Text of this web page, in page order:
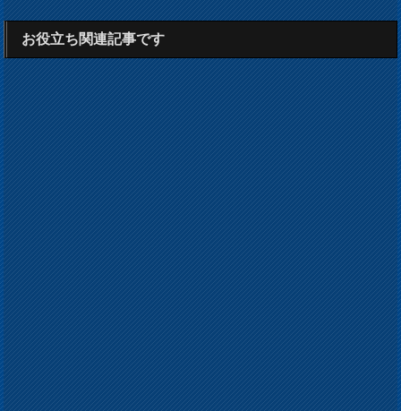
お役立ち関連記事です